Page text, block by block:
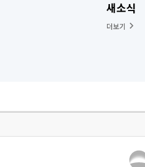
새소식
더보기